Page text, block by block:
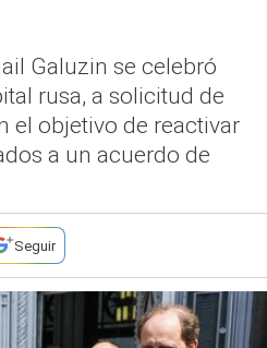
Galuzin se celebró
rusa, a solicitud de
el objetivo de reactivar
a un acuerdo de
Seguir